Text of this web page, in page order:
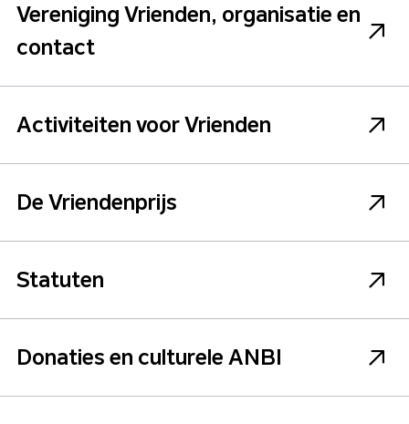
Vereniging Vrienden, organisatie en
contact
Activiteiten voor Vrienden
De Vriendenprijs
Statuten
Donaties en culturele ANBI